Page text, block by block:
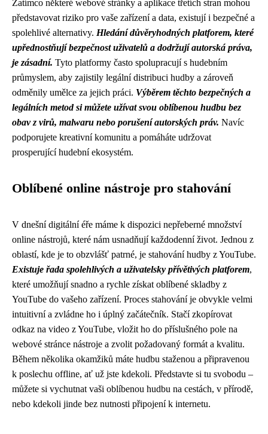
Zatímco některé webové stránky a aplikace třetích stran mohou
představovat riziko pro vaše zařízení a data, existují i ​​bezpečné a
spolehlivé alternativy. Hledání důvěryhodných platforem, které
upřednostňují bezpečnost uživatelů a dodržují autorská práva,
je zásadní. Tyto platformy často spolupracují s hudebním
průmyslem, aby zajistily legální distribuci hudby a zároveň
odměnily umělce za jejich práci. Výběrem těchto bezpečných a
legálních metod si můžete užívat svou oblíbenou hudbu bez
obav z virů, malwaru nebo porušení autorských práv. Navíc
podporujete kreativní komunitu a pomáháte udržovat
prosperující hudební ekosystém.
Oblíbené online nástroje pro stahování
V dnešní digitální éře máme k dispozici nepřeberné množství
online nástrojů, které nám usnadňují každodenní život. Jednou z
oblastí, kde je to obzvlášť patrné, je stahování hudby z YouTube.
Existuje řada spolehlivých a uživatelsky přívětivých platforem,
které umožňují snadno a rychle získat oblíbené skladby z
YouTube do vašeho zařízení. Proces stahování je obvykle velmi
intuitivní a zvládne ho i úplný začátečník. Stačí zkopírovat
odkaz na video z YouTube, vložit ho do příslušného pole na
webové stránce nástroje a zvolit požadovaný formát a kvalitu.
Během několika okamžiků máte hudbu staženou a připravenou
k poslechu offline, ať už jste kdekoli. Představte si tu svobodu –
můžete si vychutnat vaši oblíbenou hudbu na cestách, v přírodě,
nebo kdekoli jinde bez nutnosti připojení k internetu.